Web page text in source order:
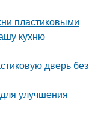
пластиковыми
кухню
дверь без
улучшения